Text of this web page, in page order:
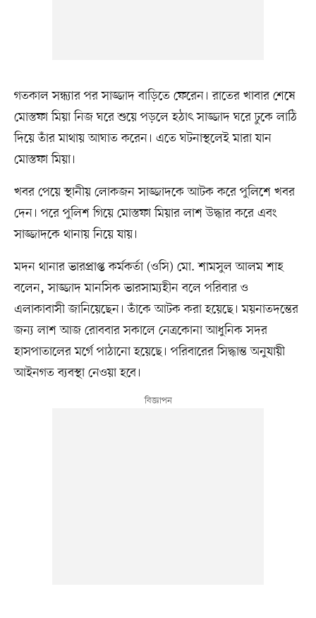
গতকাল সন্ধ্যার পর সাজ্জাদ বাড়িতে ফেরেন। রাতের খাবার শেষে
মোস্তফা মিয়া নিজ ঘরে শুয়ে পড়লে হঠাৎ সাজ্জাদ ঘরে ঢুকে লাঠি
দিয়ে তাঁর মাথায় আঘাত করেন। এতে ঘটনাস্থলেই মারা যান
মোস্তফা মিয়া।
খবর পেয়ে স্থানীয় লোকজন সাজ্জাদকে আটক করে পুলিশে খবর
দেন। পরে পুলিশ গিয়ে মোস্তফা মিয়ার লাশ উদ্ধার করে এবং
সাজ্জাদকে থানায় নিয়ে যায়।
মদন থানার ভারপ্রাপ্ত কর্মকর্তা (ওসি) মো. শামসুল আলম শাহ
বলেন, সাজ্জাদ মানসিক ভারসাম্যহীন বলে পরিবার ও
এলাকাবাসী জানিয়েছেন। তাঁকে আটক করা হয়েছে। ময়নাতদন্তের
জন্য লাশ আজ রোববার সকালে নেত্রকোনা আধুনিক সদর
হাসপাতালের মর্গে পাঠানো হয়েছে। পরিবারের সিদ্ধান্ত অনুযায়ী
আইনগত ব্যবস্থা নেওয়া হবে।